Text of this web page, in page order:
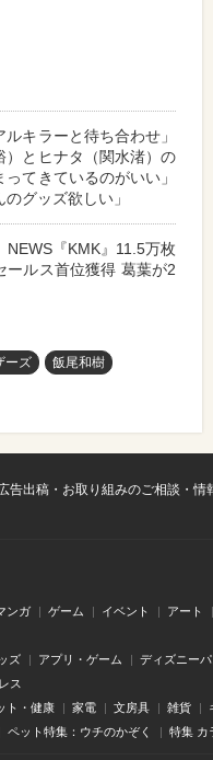
ルキラーと待ち合わせ」
）とヒナタ（関水渚）の
てきているのがいい」
のグッズ欲しい」
NEWS『KMK』11.5万枚
ールス首位獲得 葛葉が2
ーズ 飯尾和樹
告出稿・お取り組みのご相談・
ンガ ゲーム イベント アート
ズ アプリ・ゲーム ディズニーパ
ス
ト・健康 家電 文房具 雑貨
ペット特集：ウチのかぞく 特集 カ